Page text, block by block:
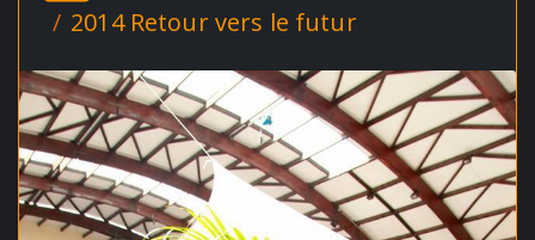
2014 Retour vers le futur